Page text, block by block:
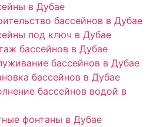
в Дубае
бассейнов в Дубае
под ключ в Дубае
бассейнов в Дубае
бассейнов в Дубае
бассейнов в Дубае
бассейнов водой в
фонтаны в Дубае